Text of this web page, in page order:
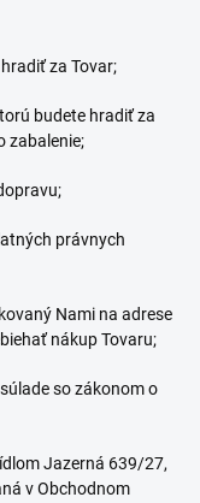
za Tovar;
budete hradiť za
zabalenie;
právnych
Nami na adrese
nákup Tovaru;
so zákonom o
Jazerná 639/27,
v Obchodnom